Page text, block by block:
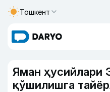
Тошкент
Яман ҳусийлари
қўшилишга